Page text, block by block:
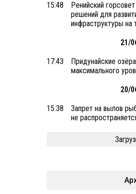
15:48
Ренийский
решений для
инфраструктуры на
21/
17:43
Придунайские
максимального
20/
15:38
Запрет на вылов
не